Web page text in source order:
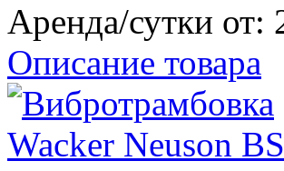
Аренда/сутки от:
Описание товара